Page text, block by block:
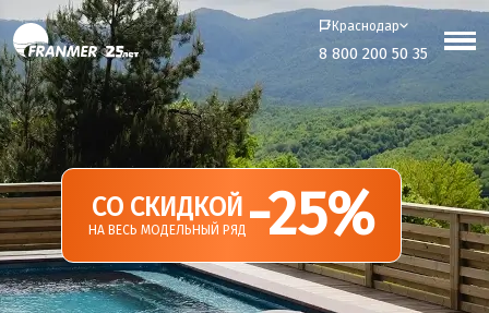
Краснодар
8 800 200 50 35
СО СКИДКОЙ
НА ВЕСЬ МОДЕЛЬНЫЙ РЯД -25%